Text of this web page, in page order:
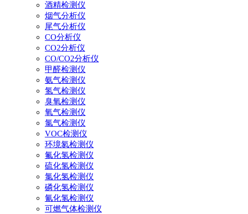
酒精检测仪
烟气分析仪
尾气分析仪
CO分析仪
CO2分析仪
CO/CO2分析仪
甲醛检测仪
氨气检测仪
氢气检测仪
臭氧检测仪
氧气检测仪
氯气检测仪
VOC检测仪
环境氡检测仪
氟化氢检测仪
硫化氢检测仪
氯化氢检测仪
磷化氢检测仪
氰化氢检测仪
可燃气体检测仪